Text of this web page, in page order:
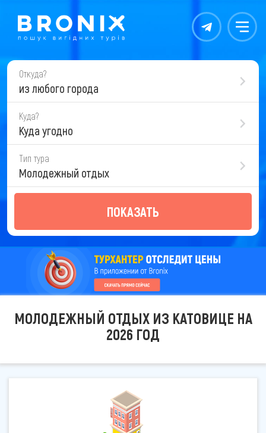
Контакты Меню
Откуда?
из любого города
Куда?
Куда угодно
Тип тура
Молодежный отдых
ПОКАЗАТЬ
МОЛОДЕЖНЫЙ ОТДЫХ ИЗ КАТОВИЦЕ НА
2026 ГОД